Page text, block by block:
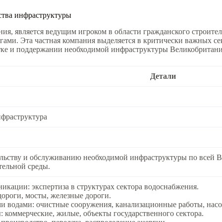
инфраструктуры
является ведущим игроком в области гражданского
Эта частная компания выделяется в критически важных
и поддержании необходимой инфраструктуры
Детали
и обслуживанию необходимой инфраструктуры по всей
среды.
экспертиза в структурах сектора водоснабжения.
мосты, железные дороги.
очистные сооружения, канализационные работы,
жилые, объекты государственного сектора.